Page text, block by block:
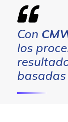
Con
los